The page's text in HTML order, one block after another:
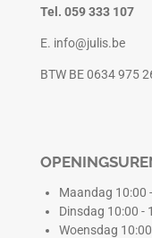
Tel. 059 333 107
E. info@julis.be
BTW BE 0634 975
Maandag 10:00
Dinsdag 10:00 -
Woensdag